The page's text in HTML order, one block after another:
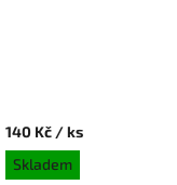
140 Kč / ks
Měrná
cena:
Skladem